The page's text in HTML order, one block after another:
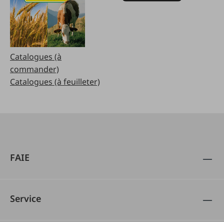
Catalogues (à
commander)
Catalogues (à feuilleter)
FAIE
Service